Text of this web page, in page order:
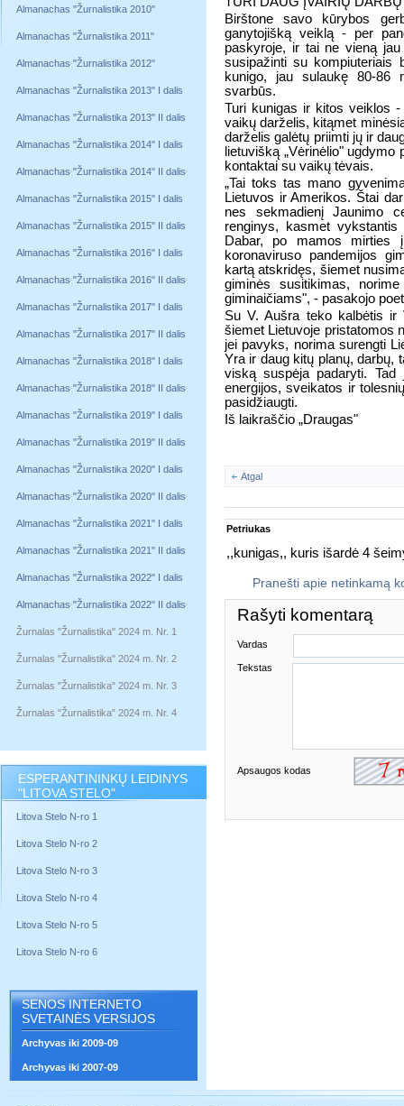
Almanachas "Žurnalistika 2010"
Almanachas "Žurnalistika 2011"
Almanachas "Žurnalistika 2012"
Almanachas "Žurnalistika 2013" I dalis
Almanachas "Žurnalistika 2013" II dalis
Almanachas "Žurnalistika 2014" I dalis
Almanachas "Žurnalistika 2014" II dalis
Almanachas "Žurnalistika 2015" I dalis
Almanachas "Žurnalistika 2015" II dalis
Almanachas "Žurnalistika 2016" I dalis
Almanachas "Žurnalistika 2016" II dalis
Almanachas "Žurnalistika 2017" I dalis
Almanachas "Žurnalistika 2017" II dalis
Almanachas "Žurnalistika 2018" I dalis
Almanachas "Žurnalistika 2018" II dalis
Almanachas "Žurnalistika 2019" I dalis
Almanachas "Žurnalistika 2019" II dalis
Almanachas "Žurnalistika 2020" I dalis
Almanachas "Žurnalistika 2020" II dalis
Almanachas "Žurnalistika 2021" I dalis
Almanachas "Žurnalistika 2021" II dalis
Almanachas "Žurnalistika 2022" I dalis
Almanachas "Žurnalistika 2022" II dalis
Žurnalas "Žurnalistika" 2024 m. Nr. 1
Žurnalas "Žurnalistika" 2024 m. Nr. 2
Žurnalas "Žurnalistika" 2024 m. Nr. 3
Žurnalas "Žurnalistika" 2024 m. Nr. 4
ESPERANTININKŲ LEIDINYS
"LITOVA STELO"
Litova Stelo N-ro 1
Litova Stelo N-ro 2
Litova Stelo N-ro 3
Litova Stelo N-ro 4
Litova Stelo N-ro 5
Litova Stelo N-ro 6
SENOS INTERNETO
SVETAINĖS VERSIJOS
Archyvas iki 2009-09
Archyvas iki 2007-09
Birštone savo kūrybos
ganytojišką veiklą - per
paskyroje, ir tai ne vieną
susipažinti su kompiuteriais
kunigo, jau sulaukę 80-86
svarbūs.
Turi kunigas ir kitos veiklos
vaikų darželis, kitąmet
darželis galėtų priimti jų ir
lietuvišką „Vėrinėlio"
kontaktai su vaikų tėvais.
„Tai toks tas mano
Lietuvos ir Amerikos. Štai
nes sekmadienį Jaunimo
renginys, kasmet
Dabar, po mamos mirties
koronaviruso pandemijos
kartą atskridęs, šiemet
giminės susitikimas,
giminaičiams", - pasakojo
Su V. Aušra teko kalbėtis ir
šiemet Lietuvoje pristatomos
jei pavyks, norima surengti
Yra ir daug kitų planų, darbų,
viską suspėja padaryti.
energijos, sveikatos ir
pasidžiaugti.
Iš laikraščio „Draugas"
Atgal
Petriukas
,,kunigas,, kuris išardė 4
Pranešti apie netinkamą
Rašyti komentarą
Vardas
Tekstas
Apsaugos kodas